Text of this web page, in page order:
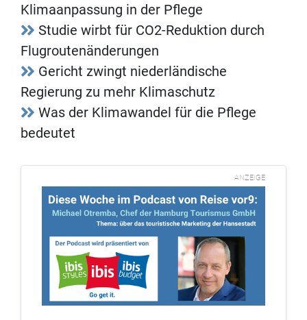
Klimaanpassung in der Pflege
Studie wirbt für CO2-Reduktion durch
Flugroutenänderungen
Gericht zwingt niederländische
Regierung zu mehr Klimaschutz
Was der Klimawandel für die Pflege
bedeutet
ANZEIGE